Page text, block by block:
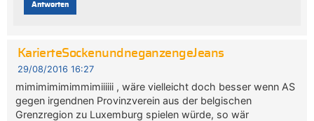
Antworten
KarierteSockenundneganzengeJeans
29/08/2016 16:27
mimimimimimmimiiiiii , wäre vielleicht doch besser wenn AS
gegen irgendnen Provinzverein aus der belgischen
Grenzregion zu Luxemburg spielen würde, so wär